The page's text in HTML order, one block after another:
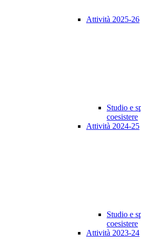
Attività 2025-26
Studio e
coesistere
Attività 2024-25
Studio e
coesistere
Attività 2023-24